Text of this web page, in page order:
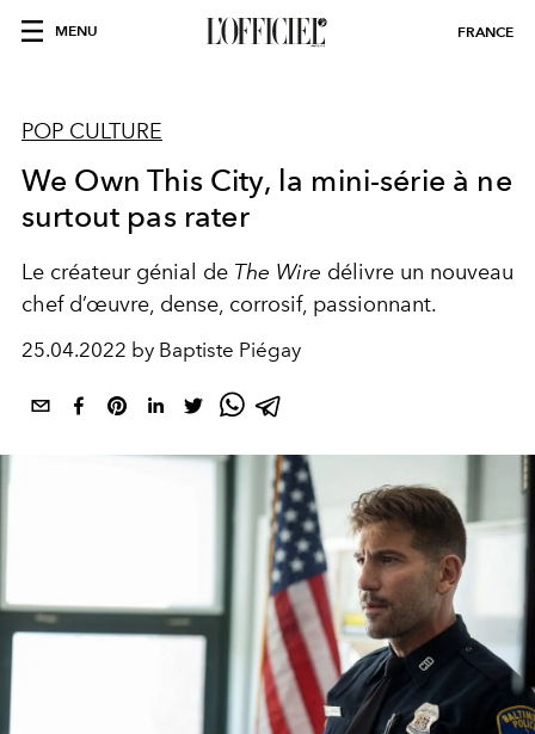
MENU FRANCE
POP CULTURE
We Own This City, la mini-série à ne
surtout pas rater
Le créateur génial de The Wire délivre un nouveau
chef d’œuvre, dense, corrosif, passionnant.
25.04.2022 by Baptiste Piégay